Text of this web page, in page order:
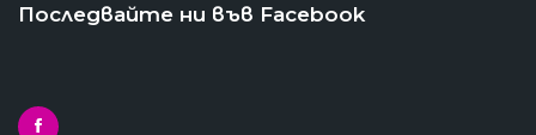
Последвайте ни във Facebook